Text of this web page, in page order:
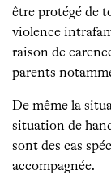
être protégé de
violence
raison de
parents
De même la
situation de
sont des cas
accompagnée.